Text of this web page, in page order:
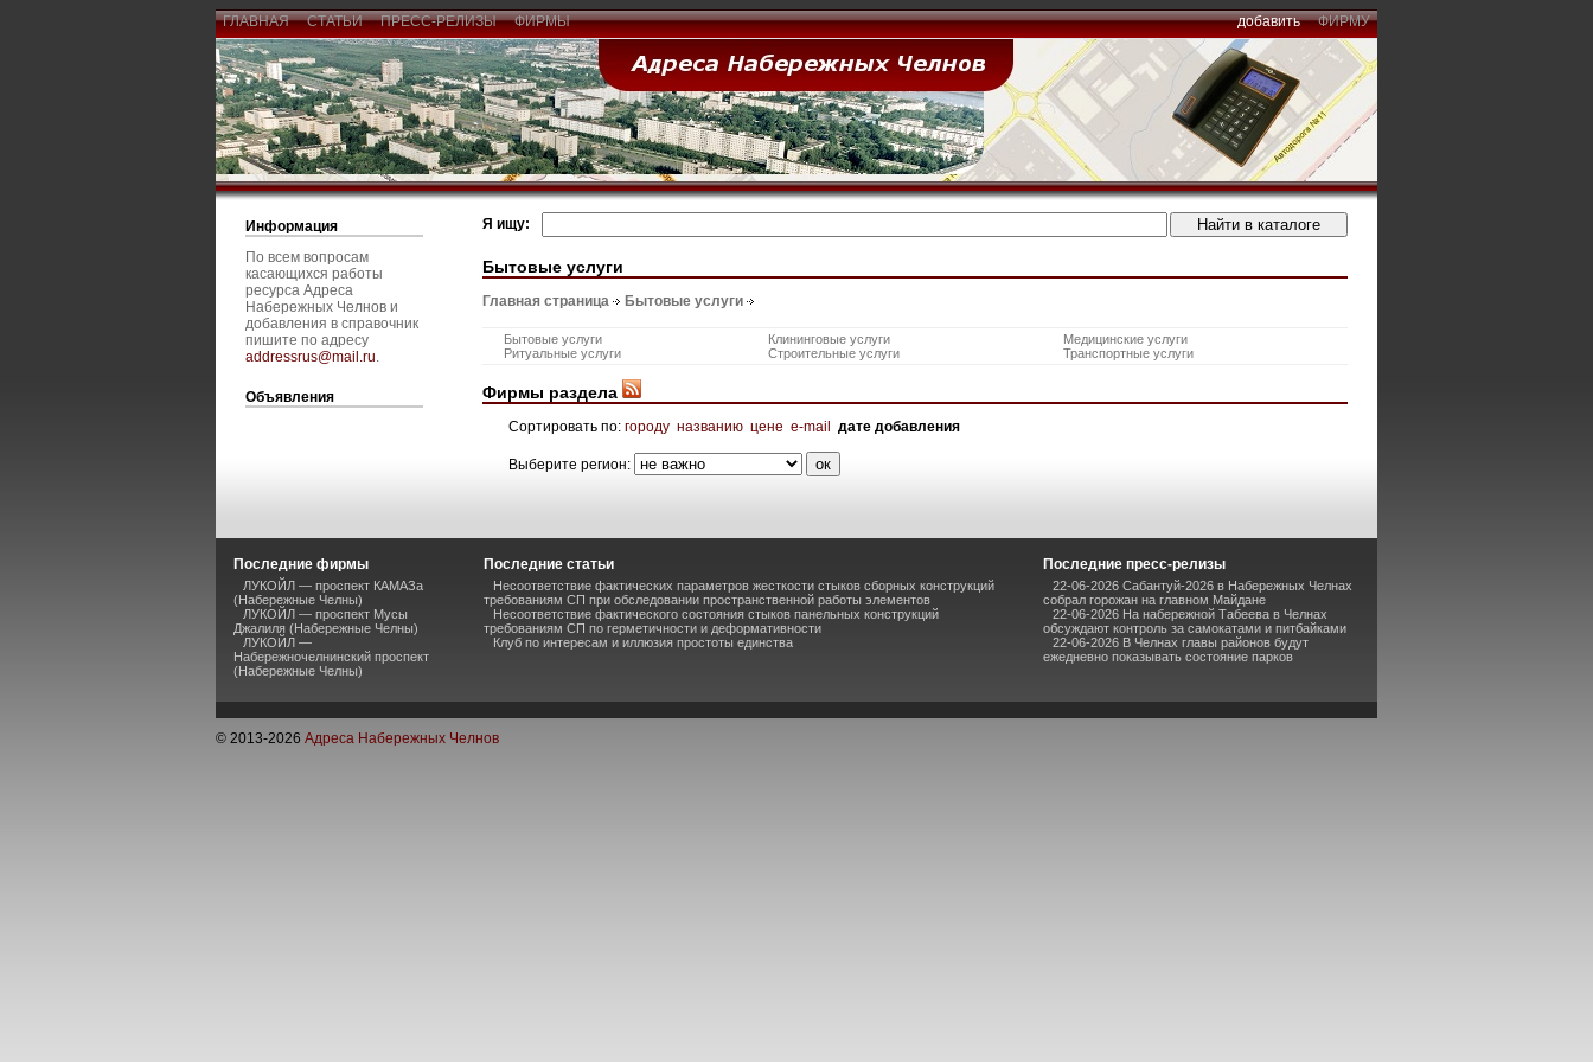
ГЛАВНАЯ СТАТЬИ ПРЕСС-РЕЛИЗЫ ФИРМЫ добавить ФИРМУ
Информация
По всем вопросам
касающихся работы
ресурса Адреса
Набережных Челнов и
добавления в справочник
пишите по адресу
addressrus@mail.ru.
Объявления
Я ищу:
Бытовые услуги
Главная страница Бытовые услуги
Бытовые услуги Клининговые услуги
Медицинские услуги
Ритуальные услуги
Строительные услуги Транспортные услуги
Фирмы раздела
Сортировать по: городу названию цене e-mail дате добавления
Выберите регион:
Последние фирмы
ЛУКОЙЛ — проспект КАМАЗа
(Набережные Челны)
ЛУКОЙЛ — проспект Мусы
Джалиля (Набережные Челны)
ЛУКОЙЛ —
Набережночелнинский проспект
(Набережные Челны)
Последние статьи
Несоответствие фактических параметров жесткости стыков сборных конструкций
требованиям СП при обследовании пространственной работы элементов
Несоответствие фактического состояния стыков панельных конструкций
требованиям СП по герметичности и деформативности
Клуб по интересам и иллюзия простоты единства
Последние пресс-релизы
22-06-2026 Сабантуй-2026 в Набережных Челнах
собрал горожан на главном Майдане
22-06-2026 На набережной Табеева в Челнах
обсуждают контроль за самокатами и питбайками
22-06-2026 В Челнах главы районов будут
ежедневно показывать состояние парков
© 2013-2026 Адреса Набережных Челнов